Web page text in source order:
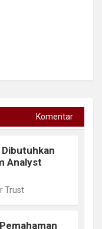
Komentar
Analyst
Trust